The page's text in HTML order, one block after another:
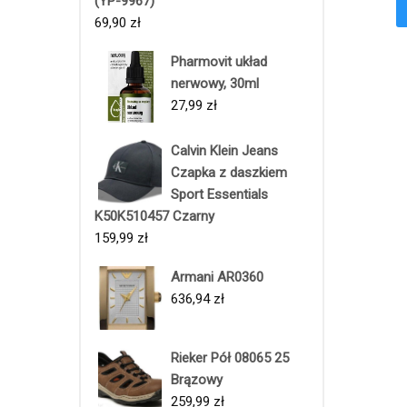
69,90 zł
Pharmovit układ
nerwowy, 30ml
27,99 zł
Calvin Klein Jeans
Czapka z daszkiem
Sport Essentials
K50K510457 Czarny
159,99 zł
Armani AR0360
636,94 zł
Rieker Pół 08065 25
Brązowy
259,99 zł